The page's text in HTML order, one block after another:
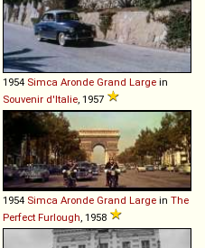
1954 Simca Aronde Grand Large in
Souvenir d'Italie, 1957
1954 Simca Aronde Grand Large in The
Perfect Furlough, 1958